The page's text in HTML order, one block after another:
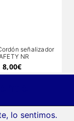
señalizador
NR
8,00€
lo sentimos.